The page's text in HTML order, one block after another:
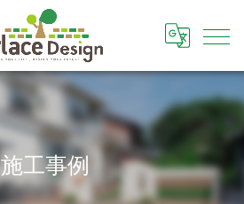
施工事例